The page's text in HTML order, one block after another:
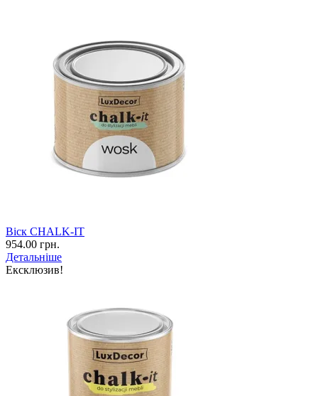
Віск CHALK-IT
954.00 грн.
Детальніше
Ексклюзив!